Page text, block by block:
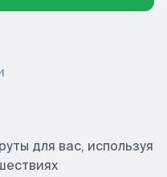
для вас, используя